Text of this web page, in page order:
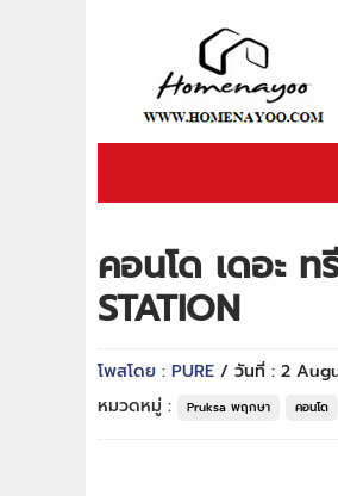
คอนโด เดอะ ท
STATION
โพสโดย : PURE / วันที่ : 2
หมวดหมู่ :
Pruksa พฤกษา คอนโด